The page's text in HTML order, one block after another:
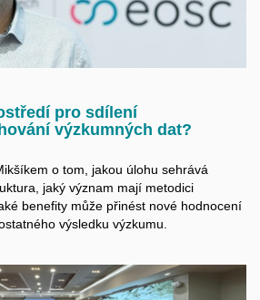
pro sdílení
výzkumných dat?
o tom, jakou úlohu sehrává
jaký význam mají metodici
benefity může přinést nové hodnocení
výsledku výzkumu.